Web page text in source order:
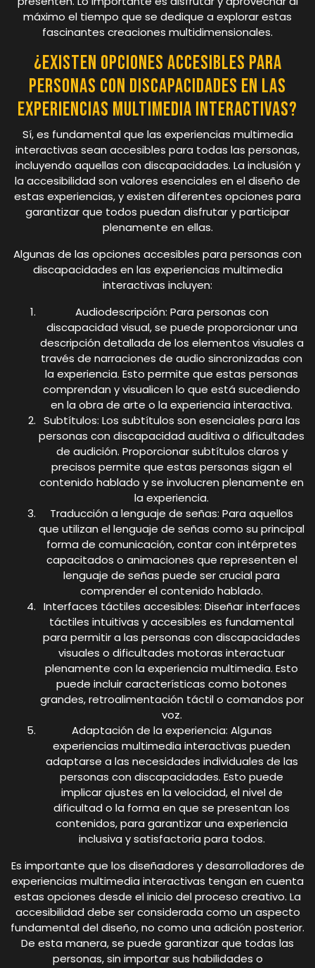
máximo el tiempo que se dedique a explorar estas
fascinantes creaciones multidimensionales.
¿Existen opciones accesibles para
personas con discapacidades en las
experiencias multimedia interactivas?
Sí, es fundamental que las experiencias multimedia
interactivas sean accesibles para todas las personas,
incluyendo aquellas con discapacidades. La inclusión y
la accesibilidad son valores esenciales en el diseño de
estas experiencias, y existen diferentes opciones para
garantizar que todos puedan disfrutar y participar
plenamente en ellas.
Algunas de las opciones accesibles para personas con
discapacidades en las experiencias multimedia
interactivas incluyen:
Audiodescripción: Para personas con
discapacidad visual, se puede proporcionar una
descripción detallada de los elementos visuales a
través de narraciones de audio sincronizadas con
la experiencia. Esto permite que estas personas
comprendan y visualicen lo que está sucediendo
en la obra de arte o la experiencia interactiva.
Subtítulos: Los subtítulos son esenciales para las
personas con discapacidad auditiva o dificultades
de audición. Proporcionar subtítulos claros y
precisos permite que estas personas sigan el
contenido hablado y se involucren plenamente en
la experiencia.
Traducción a lenguaje de señas: Para aquellos
que utilizan el lenguaje de señas como su principal
forma de comunicación, contar con intérpretes
capacitados o animaciones que representen el
lenguaje de señas puede ser crucial para
comprender el contenido hablado.
Interfaces táctiles accesibles: Diseñar interfaces
táctiles intuitivas y accesibles es fundamental
para permitir a las personas con discapacidades
visuales o dificultades motoras interactuar
plenamente con la experiencia multimedia. Esto
puede incluir características como botones
grandes, retroalimentación táctil o comandos por
voz.
Adaptación de la experiencia: Algunas
experiencias multimedia interactivas pueden
adaptarse a las necesidades individuales de las
personas con discapacidades. Esto puede
implicar ajustes en la velocidad, el nivel de
dificultad o la forma en que se presentan los
contenidos, para garantizar una experiencia
inclusiva y satisfactoria para todos.
Es importante que los diseñadores y desarrolladores de
experiencias multimedia interactivas tengan en cuenta
estas opciones desde el inicio del proceso creativo. La
accesibilidad debe ser considerada como un aspecto
fundamental del diseño, no como una adición posterior.
De esta manera, se puede garantizar que todas las
personas, sin importar sus habilidades o